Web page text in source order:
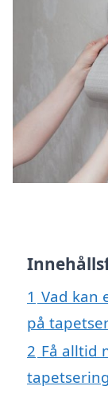
1 Vad kan
på
2 Få alltid